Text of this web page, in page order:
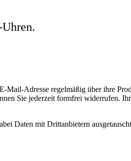
Mail-Adresse regelmäßig über ihre
Sie jederzeit formfrei widerrufen.
Daten mit Drittanbietern